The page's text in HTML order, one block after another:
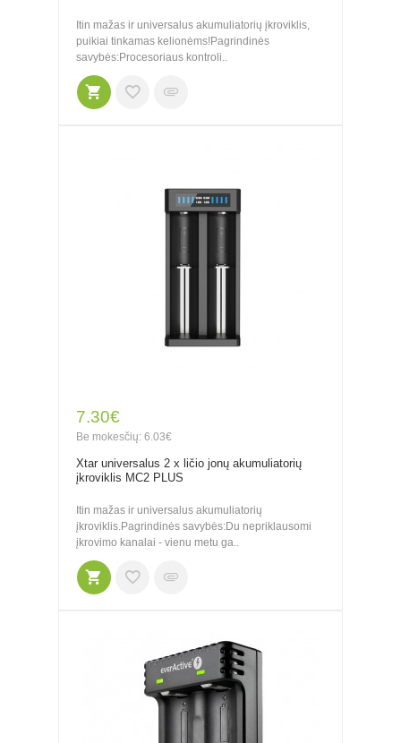
Itin mažas ir universalus akumuliatorių įkroviklis,
puikiai tinkamas kelionėms!Pagrindinės
savybės:Procesoriaus kontroli..
7.30€
Be mokesčių: 6.03€
Xtar universalus 2 x ličio jonų akumuliatorių
įkroviklis MC2 PLUS
Itin mažas ir universalus akumuliatorių
įkroviklis.Pagrindinės savybės:Du nepriklausomi
įkrovimo kanalai - vienu metu ga..